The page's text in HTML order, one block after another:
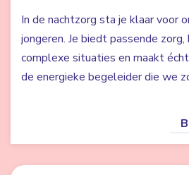
In de nachtzorg sta je klaar voor
jongeren. Je biedt passende
complexe situaties en maakt
de energieke begeleider die we